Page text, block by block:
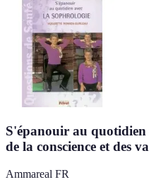
S'épanouir au quotidien
de la conscience et des
Ammareal FR